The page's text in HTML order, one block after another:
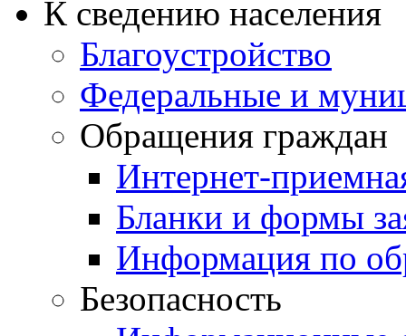
К сведению населения
Благоустройство
Федеральные и
Обращения граждан
Интернет-
Бланки и формы
Информация по
Безопасность